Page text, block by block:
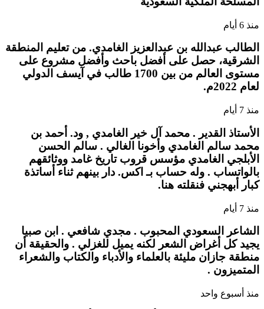
منذ 6 أيام
الطالب عبدالله بن عبدالعزيز الغامدي. من تعليم المنطقة
الشرقية، حصل على أفضل باحث وأفضل مشروع على
مستوى العالم من بين 1700 طالب في آيسف الدولي
لعام 2022م.
منذ 7 أيام
الأستاذ القدير . محمد آل خير الغامدي , ود. أحمد بن
محمد سالم الغامدي وأخونا الغالي . سالم الحسن
الأبلجي الغامدي مؤسس قروب تاريخ غامد ووثائقهم
بالواتساب . وله حساب بـ اكس. دار بينهم ثناء أساتذة
كبار أبهجني فنقلته هنا.
منذ 7 أيام
الشاعر السعودي المحبوب . مجدي شافعي . ابن صبيا
يجيد كل أغراض الشعر لكنه يميل للغزلي . والحقيقة أن
منطقة جازان مليئة بالعلماء والأدباء والكتاب والشعراء
المتميزون .
منذ أسبوع واحد